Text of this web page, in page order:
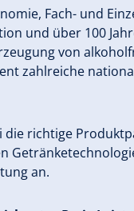
Fach- und
und über 100
von
zahlreiche
richtige
an.